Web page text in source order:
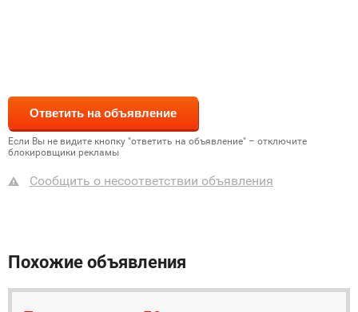
Если Вы не видите кнопку "ответить на объявление" – отключите
блокировщики рекламы
Сообщить о несоответствии объявления
Похожие объявления